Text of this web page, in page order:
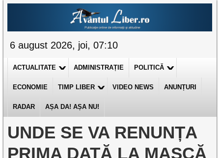
6 august 2026, joi, 07:10
ACTUALITATE ADMINISTRAȚIE POLITICĂ
ECONOMIE TIMP LIBER VIDEO NEWS ANUNȚURI
RADAR AȘA DA! AȘA NU!
UNDE SE VA RENUNȚA
PRIMA DATĂ LA MASCĂ